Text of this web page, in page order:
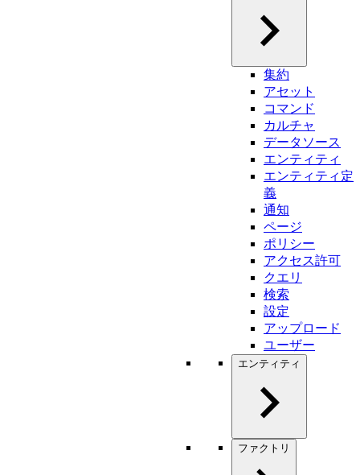
集約
アセット
コマンド
カルチャ
データソース
エンティティ
エンティティ定
義
通知
ページ
ポリシー
アクセス許可
クエリ
検索
設定
アップロード
ユーザー
エンティティ
ファクトリ